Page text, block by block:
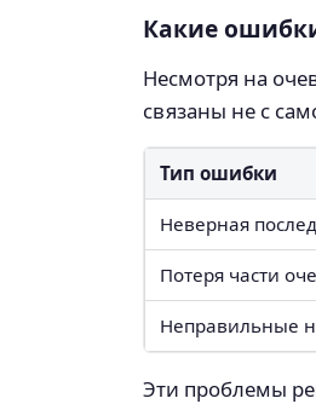
Какие
Несмотря на
связаны не с
Тип ошибки
Неверная
Потеря части
Неправильные
Эти проблемы